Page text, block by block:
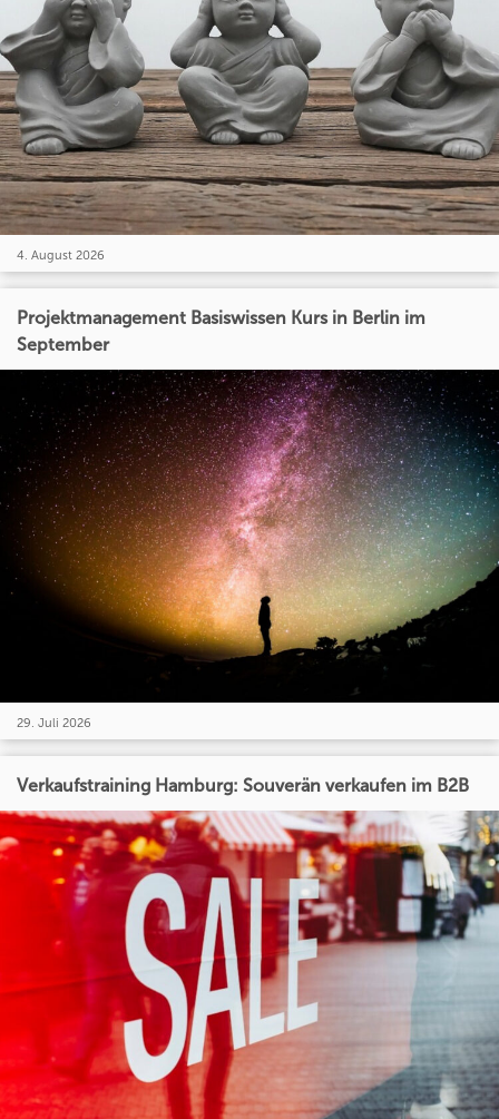
4. August 2026
Projektmanagement Basiswissen Kurs in Berlin im
September
29. Juli 2026
Verkaufstraining Hamburg: Souverän verkaufen im B2B